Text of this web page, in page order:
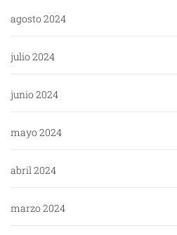
agosto 2024
julio 2024
junio 2024
mayo 2024
abril 2024
marzo 2024